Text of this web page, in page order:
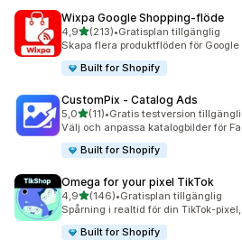
Wixpa Google Shopping‑flöde
4,9av 5 stjärnor
(213)
213 recensioner totalt
•Gratisplan tillgänglig
Skapa flera produktflöden för
Built for Shopify
CustomPix ‑ Catalog Ads
5,0av 5 stjärnor
(11)
11 recensioner totalt
•Gratis testversion
Välj och anpassa katalogbilder för
Built for Shopify
Omega for your pixel TikTok
4,9av 5 stjärnor
(146)
146 recensioner totalt
•Gratisplan tillgänglig
Spårning i realtid för din TikTok-
Built for Shopify